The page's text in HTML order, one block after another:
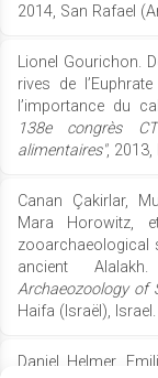
2014, San Rafael
Lionel Gourichon.
rives de
l’importance du
138e congrès
alimentaires", 2013,
Canan Çakirlar,
Mara Horowitz,
zooarchaeological
ancient
Archaeozoology of
Haifa (Israël), Israel.
Daniel Helmer,